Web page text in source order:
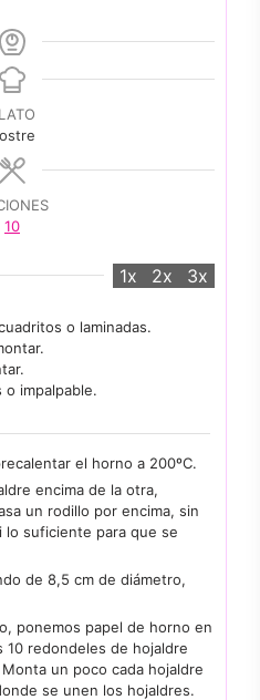
10
1x 2x 3x
o laminadas.
o impalpable.
el horno a 200ºC.
encima de la otra,
un rodillo por encima, sin
lo suficiente para que se
de 8,5 cm de diámetro,
ponemos papel de horno en
10 redondeles de hojaldre
un poco cada hojaldre
se unen los hojaldres.